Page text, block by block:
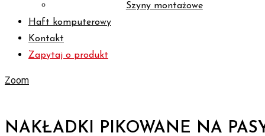
Szyny montażowe
Haft komputerowy
Kontakt
Zapytaj o produkt
Zoom
NAKŁADKI PIKOWANE NA